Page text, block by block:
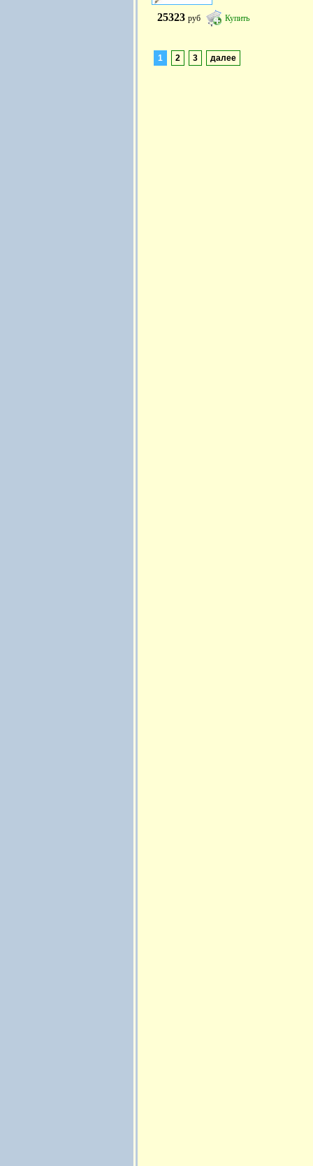
25323 руб Купить
1 2 3 далее